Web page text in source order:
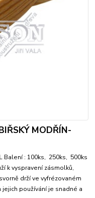
MODŘÍN-
Balení : 100ks, 250ks, 500ks
k vyspravení zásmolků,
drží ve vyfrézovaném
používání je snadné a